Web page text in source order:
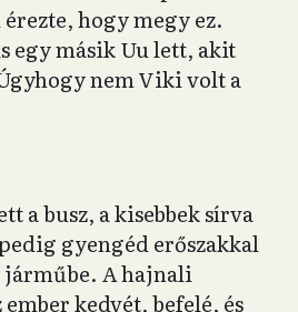
hogy megy ez.
egy másik Uu lett, akit
nem Viki volt a
a busz, a kisebbek sírva
gyengéd erőszakkal
járműbe. A hajnali
kedvét, befelé, és